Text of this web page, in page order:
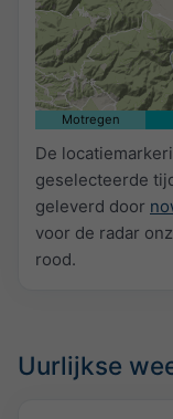
Motregen
De
geselecteerde
geleverd door
voor de radar
rood.
Uurlijkse